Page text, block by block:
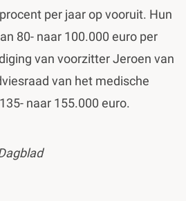
per jaar op vooruit. Hun
80- naar 100.000 euro per
van voorzitter Jeroen van
van het medische
naar 155.000 euro.